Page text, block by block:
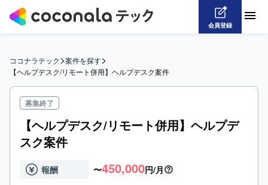
会員登録
ココナラテック>案件を探す>
【ヘルプデスク/リモート併用】ヘルプデスク案件
募集終了
【ヘルプデスク/リモート併用】ヘルプデ
スク案件
報酬 〜450,000円/月